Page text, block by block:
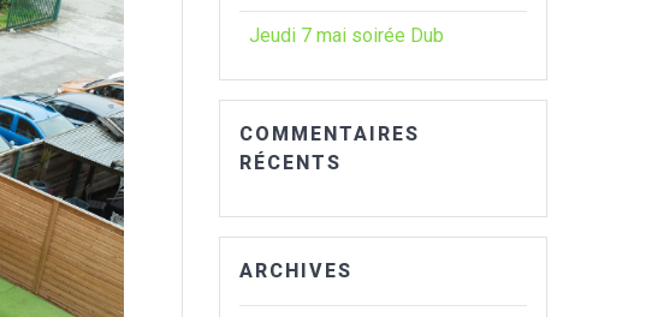
Jeudi 7 mai soirée Dub
COMMENTAIRES
RÉCENTS
ARCHIVES